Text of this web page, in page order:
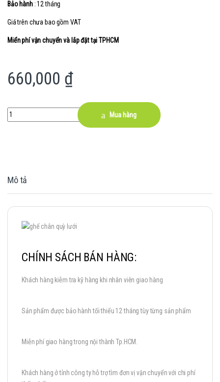
Bảo hành: 12 tháng
Giá trên chưa bao gồm VAT
Miển phí vận chuyển và lắp đặt tại TPHCM
660,000 ₫
Quantity Mua hàng
Mô tả
CHÍNH SÁCH BÁN HÀNG:
Khách hàng kiễm tra kỹ hàng khi nhân viên giao hàng
Sản phẩm được bảo hành tối thiểu 12 tháng tùy từng sản phẩm
Miễn phí giao hàng trong nội thành Tp.HCM.
Khách hàng ở tỉnh công ty hỗ trợ tìm đơn vị vận chuyển với chi phí